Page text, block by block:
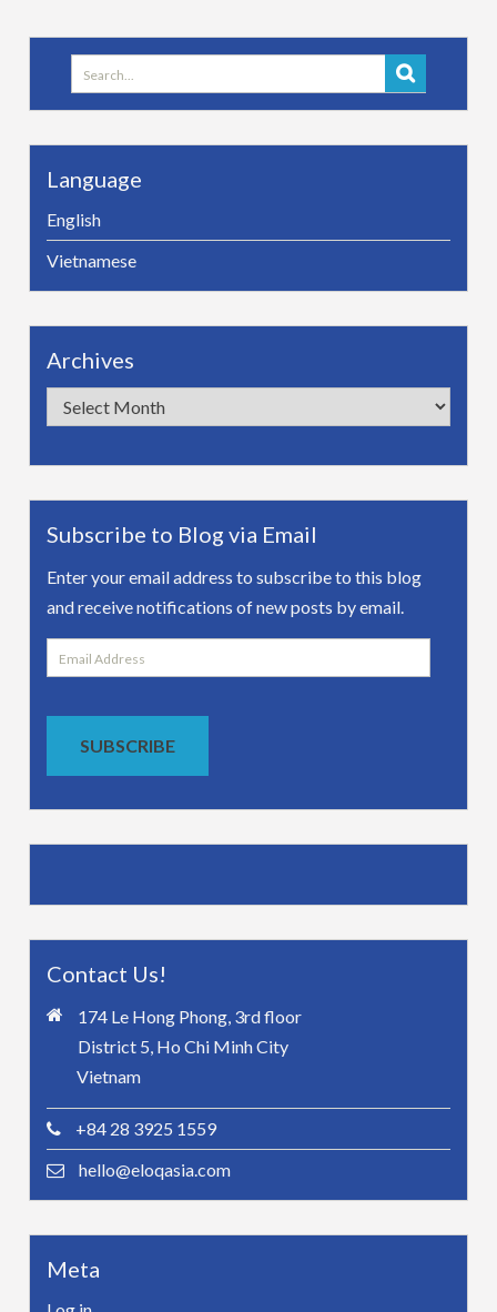
Search
for:
Language
English
Vietnamese
Archives
Archives
Subscribe to Blog via Email
Enter your email address to subscribe to this blog
and receive notifications of new posts by email.
Email
Address
SUBSCRIBE
Contact Us!
174 Le Hong Phong, 3rd floor
District 5, Ho Chi Minh City
Vietnam
+84 28 3925 1559
hello@eloqasia.com
Meta